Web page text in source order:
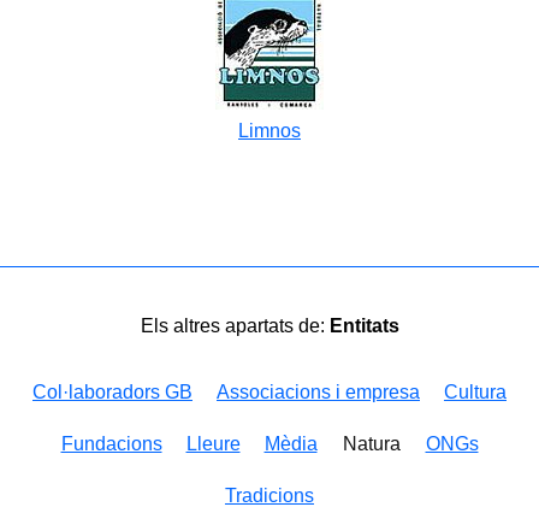
Limnos
Els altres apartats de: Entitats
Col·laboradors GB Associacions i empresa Cultura
Fundacions Lleure Mèdia Natura ONGs
Tradicions